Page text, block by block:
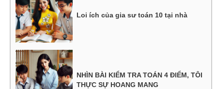
Loi ích của gia sư toán 10 tại nhà
NHÌN BÀI KIỂM TRA TOÁN 4 ĐIỂM, TÔI
THỰC SỰ HOANG MANG